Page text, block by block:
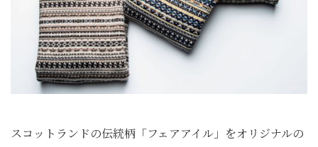
スコットランドの伝統柄「フェアアイル」をオリジナルの